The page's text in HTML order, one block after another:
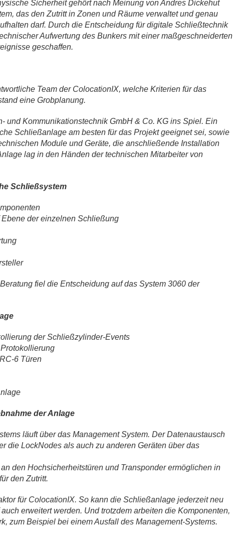
Sicherheit gehört nach Meinung von Andres Dickehut
das den Zutritt in Zonen und Räume verwaltet und genau
darf. Durch die Entscheidung für digitale Schließtechnik
Aufwertung des Bunkers mit einer maßgeschneiderten
geschaffen.
Team der ColocationIX, welche Kriterien für das
eine Grobplanung.
und Kommunikationstechnik GmbH & Co. KG ins Spiel. Ein
Schließanlage am besten für das Projekt geeignet sei, sowie
Module und Geräte, die anschließende Installation
lag in den Händen der technischen Mitarbeiter von
Schließsystem
der einzelnen Schließung
fiel die Entscheidung auf das System 3060 der
der Schließzylinder-Events
6 Türen
der Anlage
läuft über das Management System. Der Datenaustausch
die LockNodes als auch zu anderen Geräten über das
den Hochsicherheitstüren und Transponder ermöglichen in
den Zutritt.
für ColocationIX. So kann die Schließanlage jederzeit neu
erweitert werden. Und trotzdem arbeiten die Komponenten,
zum Beispiel bei einem Ausfall des Management-Systems.